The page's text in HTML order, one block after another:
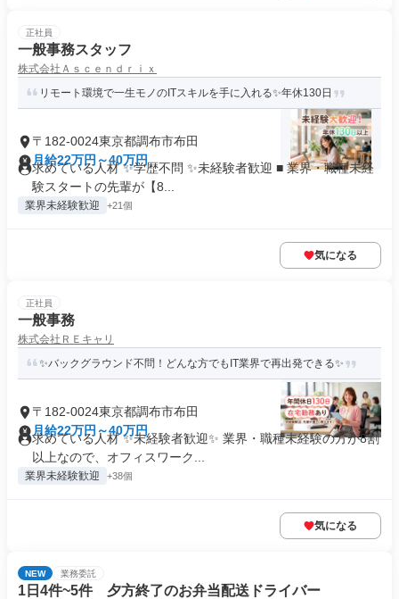
正社員
一般事務スタッフ
株式会社Ａｓｃｅｎｄｒｉｘ
リモート環境で一生モノのITスキルを手に入れる✨年休130日
〒182-0024東京都調布市布田
月給22万円～40万円
求めている人材 ✨学歴不問 ✨未経験者歓迎 ■ 業界・職種未経
験スタートの先輩が【8...
業界未経験歓迎 +21個
気になる
正社員
一般事務
株式会社ＲＥキャリ
✨バックグラウンド不問！どんな方でもIT業界で再出発できる✨
〒182-0024東京都調布市布田
月給22万円～40万円
求めている人材 ✨未経験者歓迎✨ 業界・職種未経験の方が8割
以上なので、オフィスワーク...
業界未経験歓迎 +38個
気になる
NEW 業務委託
1日4件~5件 夕方終了のお弁当配送ドライバー